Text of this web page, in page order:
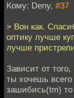
Кому: Deny, #37
> Вон как.
оптику лучше
лучше
Зависит от
ты хочешь
зашибись(tm) то